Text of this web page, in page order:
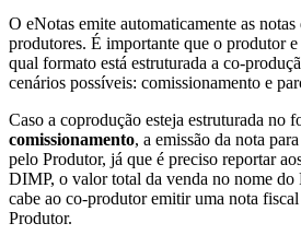
O eNotas emite automaticamente as
produtores. É importante que o produtor
qual formato está estruturada a co-
cenários possíveis: comissionamento e
Caso a coprodução esteja estruturada no
comissionamento, a emissão da nota
pelo Produtor, já que é preciso reportar
DIMP, o valor total da venda no nome do
cabe ao co-produtor emitir uma nota
Produtor.